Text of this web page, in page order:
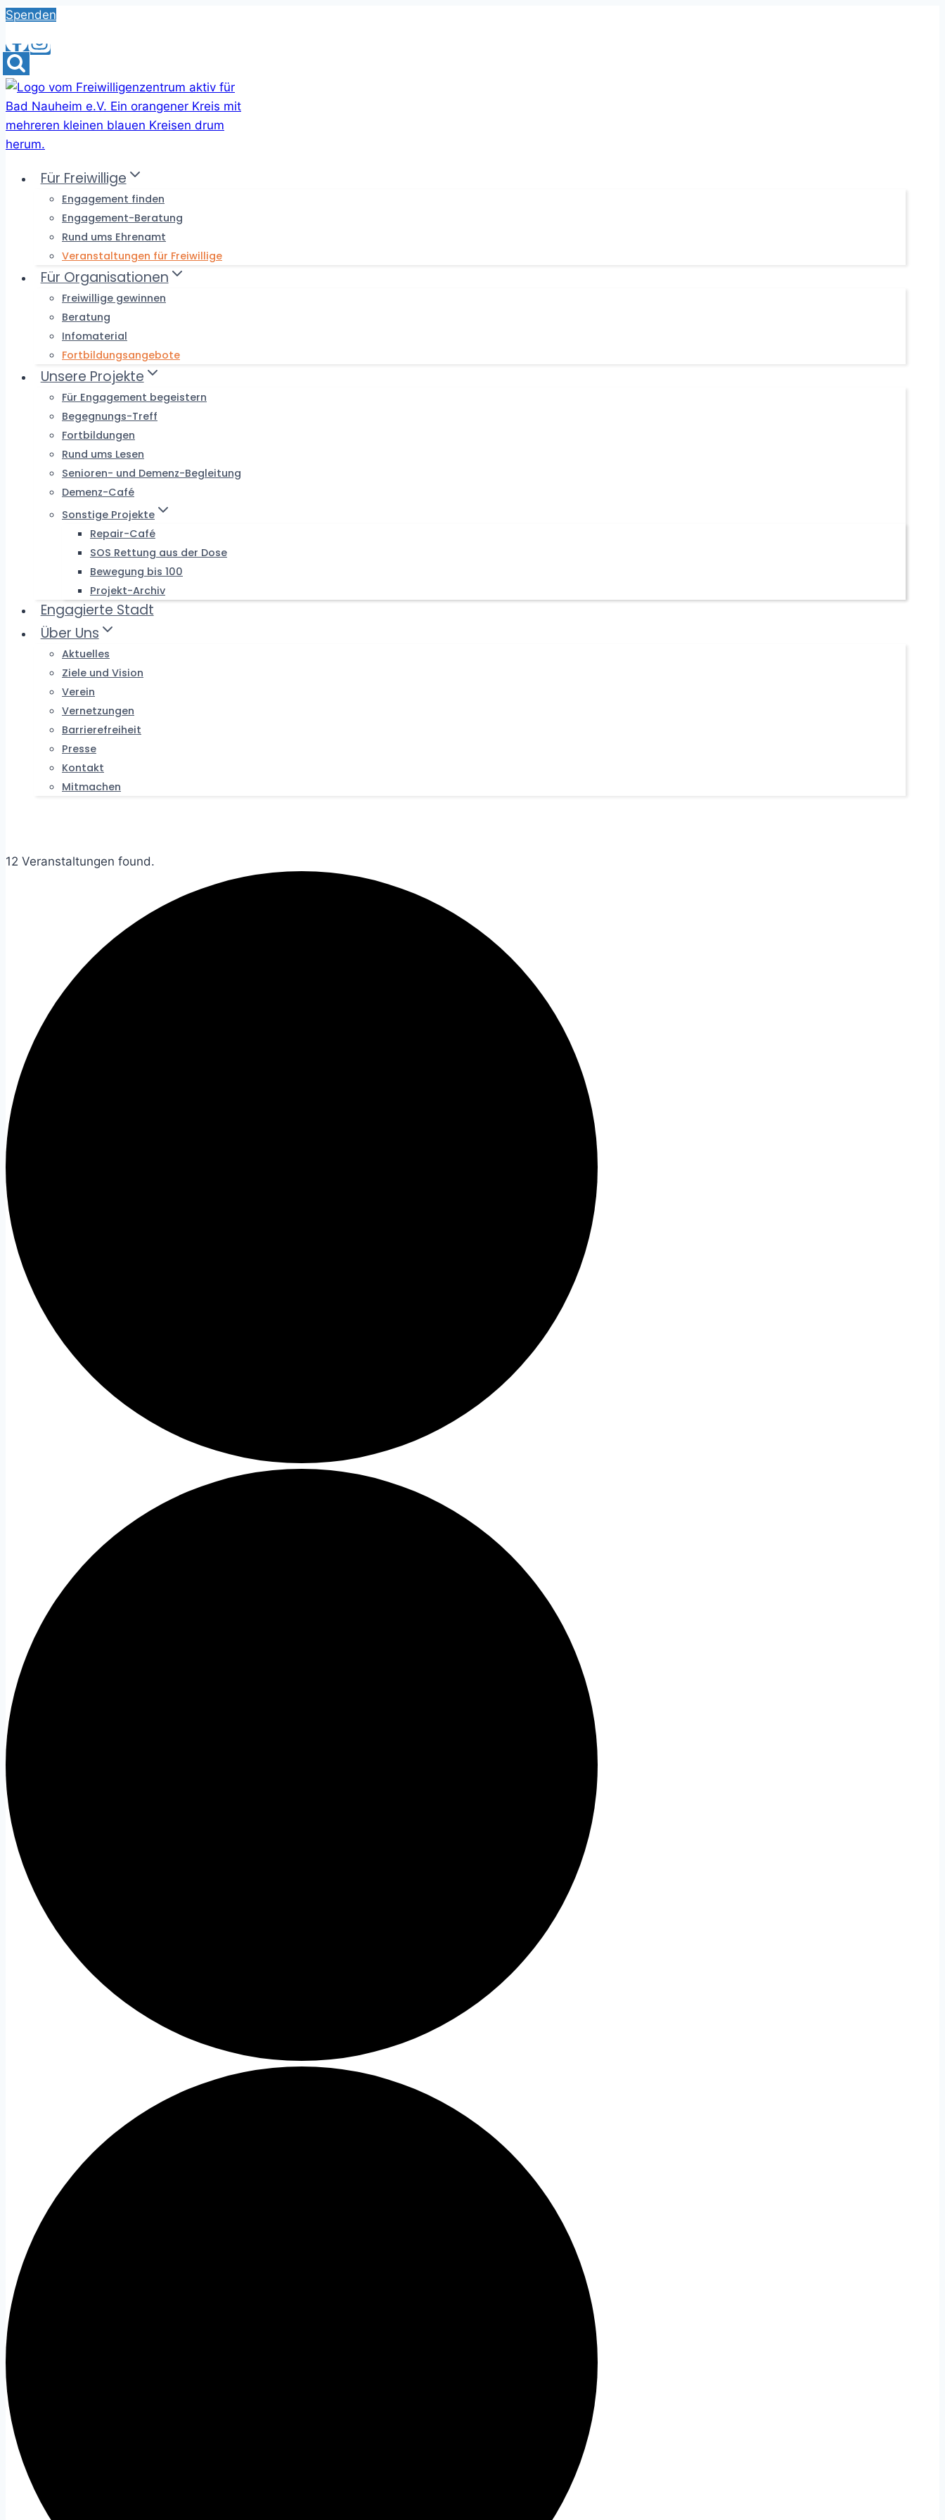
Skip
content
Spenden
Für Freiwillige
Engagement finden
Engagement-Beratung
Rund ums Ehrenamt
Veranstaltungen für Freiwillige
Für Organisationen
Freiwillige gewinnen
Beratung
Infomaterial
Fortbildungsangebote
Unsere Projekte
Für Engagement begeistern
Begegnungs-Treff
Fortbildungen
Rund ums Lesen
Senioren- und Demenz-Begleitung
Demenz-Café
Sonstige Projekte
Repair-Café
SOS Rettung aus der Dose
Bewegung bis 100
Projekt-Archiv
Engagierte Stadt
Über Uns
Aktuelles
Ziele und Vision
Verein
Vernetzungen
Barrierefreiheit
Presse
Kontakt
Mitmachen
12 Veranstaltungen found.